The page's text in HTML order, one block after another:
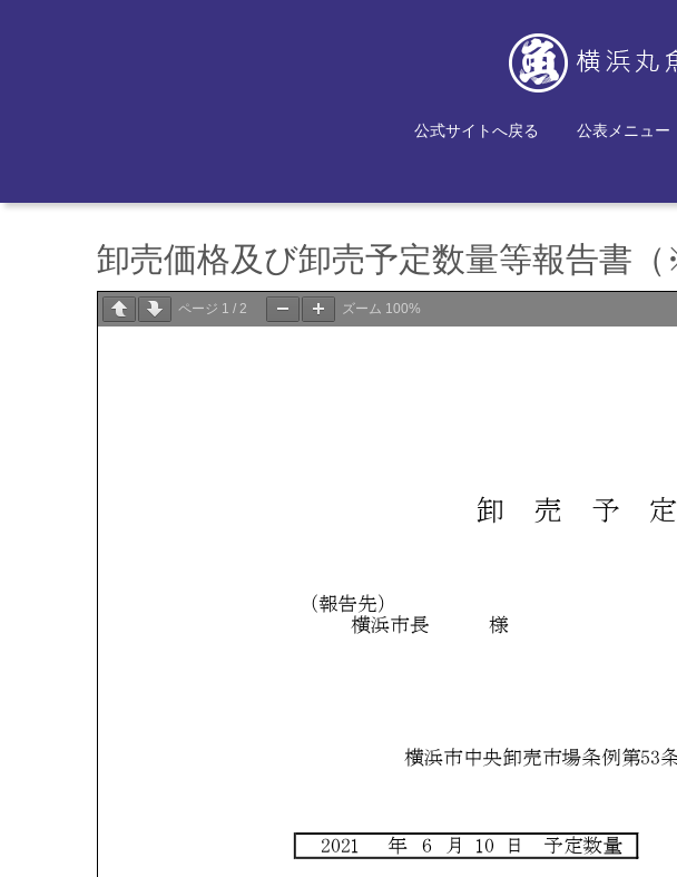
公式サイトへ戻る 公表メニュー
卸売価格及び卸売予定数量等報告書
ページ 1 / 2 ズーム 100%